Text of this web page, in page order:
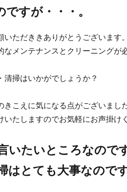
すが・・・。
いただききありがとうございます。
なメンテナンスとクリーニングが
清掃はいかがでしょうか？
きこえに気になる点がございまし
いたしますのでお気軽にお声掛け
いたいところなので
はとても大事なので